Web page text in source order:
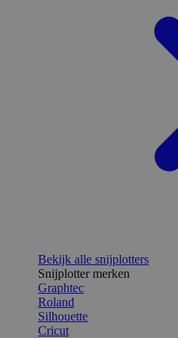
Bekijk alle snijplotters
Snijplotter merken
Graphtec
Roland
Silhouette
Cricut